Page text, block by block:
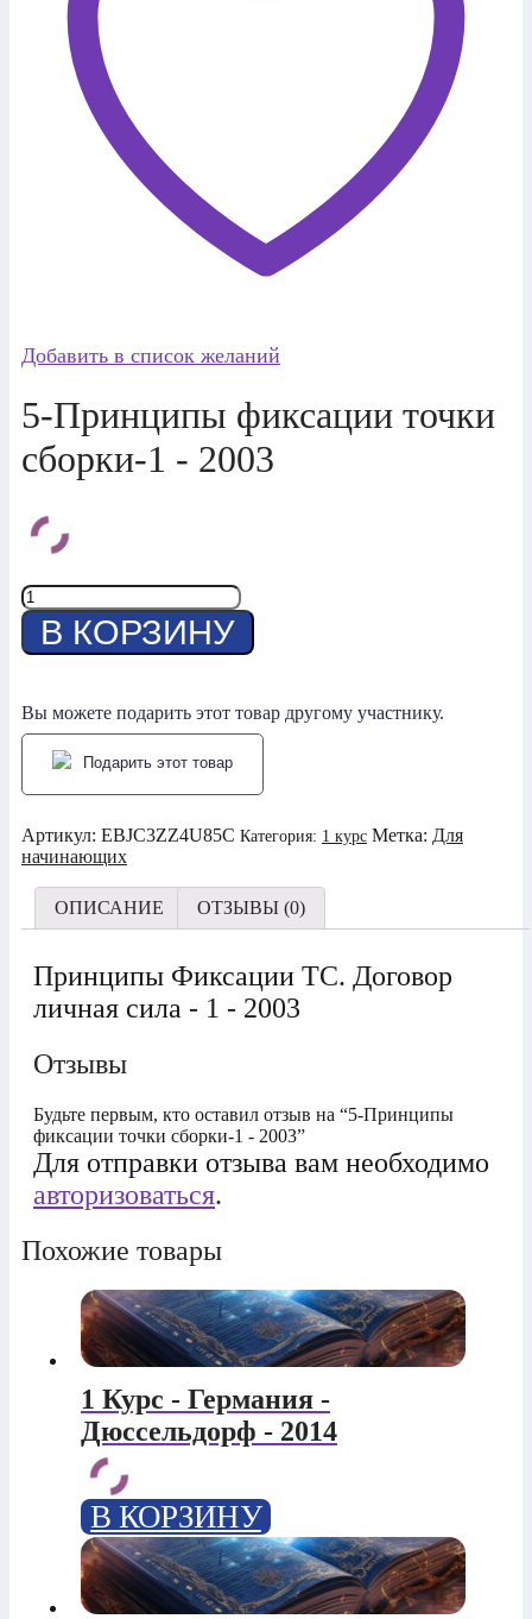
Добавить в список желаний
5-Принципы фиксации точки
сборки-1 - 2003
Количество
товара
Принципы
точки
сборки-1
-
2003
В КОРЗИНУ
Вы можете подарить этот товар другому участнику.
Подарить этот товар
Артикул: EBJC3ZZ4U85C Категория: 1 курс Метка: Для
начинающих
ОПИСАНИЕ ОТЗЫВЫ (0)
Принципы Фиксации ТС. Договор
личная сила - 1 - 2003
Отзывы
Будьте первым, кто оставил отзыв на “5-Принципы
фиксации точки сборки-1 - 2003”
Для отправки отзыва вам необходимо
авторизоваться.
Похожие товары
1 Курс - Германия -
Дюссельдорф - 2014
В КОРЗИНУ